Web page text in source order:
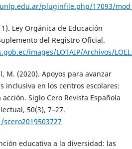
pluginfile.php/17093/
Ley Orgánica de Educación
del Registro Oficial.
images/LOTAIP/Archivos/
M. (2020). Apoyos para avanzar
inclusiva en los centros escolares:
Siglo Cero Revista Española
50(3), 7–27.
educativa a la diversidad: las